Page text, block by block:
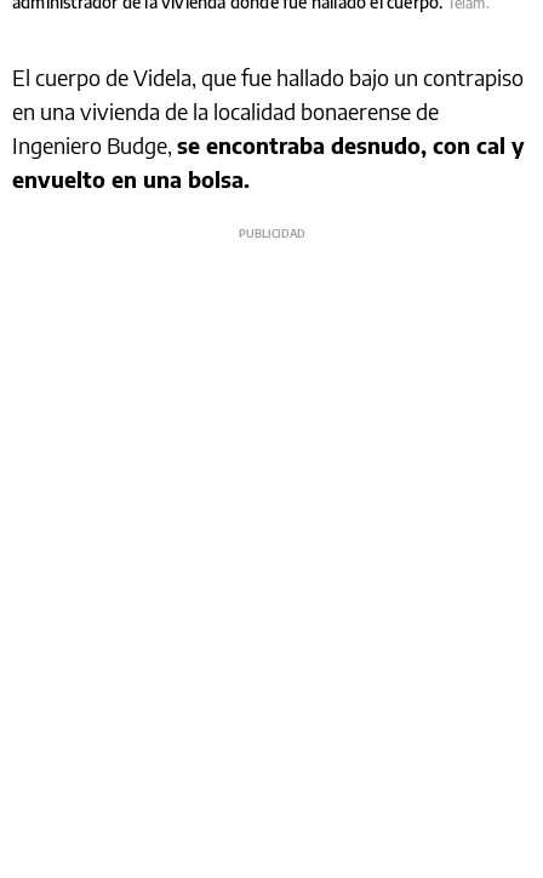
El cuerpo de Videla, que fue hallado bajo un contrapiso
en una vivienda de la localidad bonaerense de
Ingeniero Budge, se encontraba desnudo, con cal y
envuelto en una bolsa.